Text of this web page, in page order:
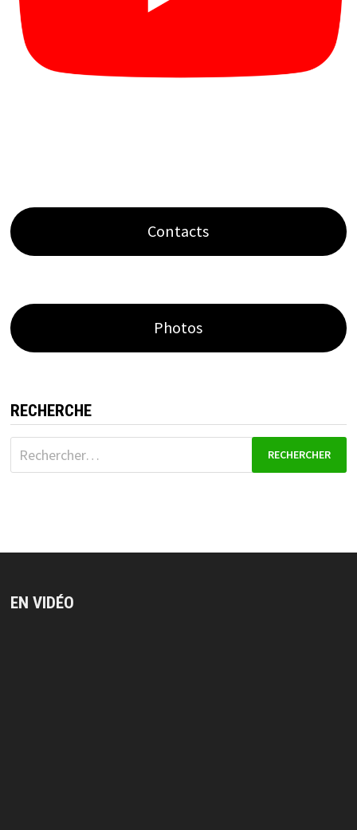
Contacts
Photos
RECHERCHE
Rechercher :
EN VIDÉO